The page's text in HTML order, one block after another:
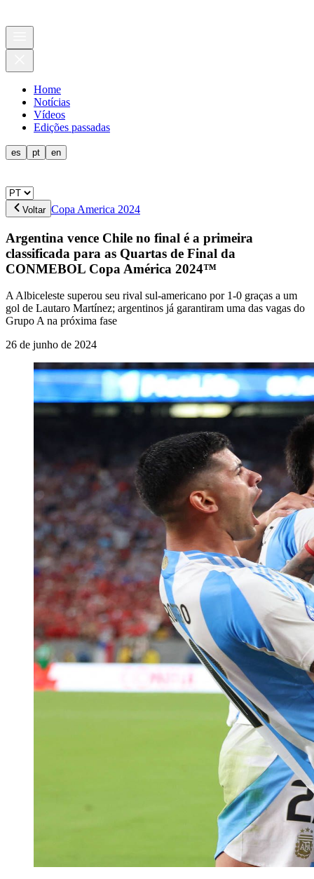
Home
Notícias
Vídeos
Edições passadas
es pt en
Voltar Copa America 2024
Argentina vence Chile no final é a primeira
classificada para as Quartas de Final da
CONMEBOL Copa América 2024™
A Albiceleste superou seu rival sul-americano por 1-0 graças a um
gol de Lautaro Martínez; argentinos já garantiram uma das vagas do
Grupo A na próxima fase
26 de junho de 2024